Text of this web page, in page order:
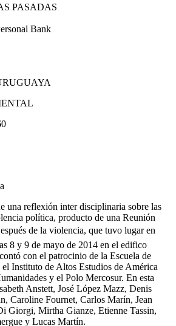
una reflexión inter disciplinaria sobre las
política, producto de una Reunión
de la violencia, que tuvo lugar en
8 y 9 de mayo de 2014 en el edifico
con el patrocinio de la Escuela de
Instituto de Altos Estudios de América
y el Polo Mercosur. En esta
Anstett, José López Mazz, Denis
Caroline Fournet, Carlos Marín, Jean
Giorgi, Mirtha Gianze, Etienne Tassin,
y Lucas Martín.